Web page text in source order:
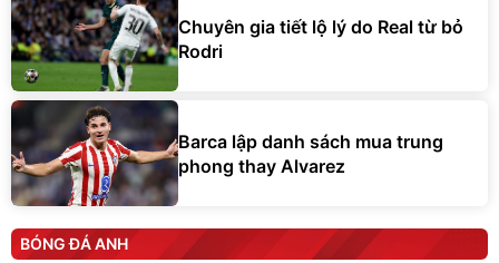
Chuyên gia tiết lộ lý do Real từ bỏ
Rodri
Barca lập danh sách mua trung
phong thay Alvarez
BÓNG ĐÁ ANH